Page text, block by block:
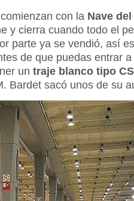
con la Nave
y cierra cuando todo el
parte ya se vendió, así
de que puedas entrar
un traje blanco tipo
Bardet sacó unos de su